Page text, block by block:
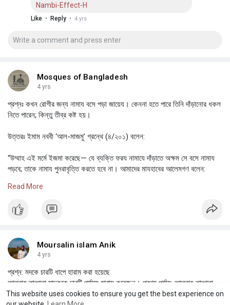
This website uses cookies to ensure you get the best experience on
Nambi-Effect-H
Like · Reply · 4 yrs
Mosques of Bangladesh
4 yrs
প্রশ্নঃ কখন রোগীর জন্য নামায বসে পড়া জায়েয। কেননা হতে পারে তিনি দাঁড়ানোর ধকল
নিতে পারেন; কিন্তু তীব্র কষ্ট হয়।
উত্তরঃ ইমাম নববী ‘আল-মাজমু’ গ্রন্থে (৪/২০১) বলেন:
“উম্মাহ এই মর্মে ইজমা করেছে— যে ব্যক্তি ফরয নামাযে দাঁড়াতে অক্ষম সে বসে নামায
পড়বে; তাকে নামায পুনরাবৃত্তি করতে হবে না। আমাদের মাযহাবের আলেমগণ বলেন:
ওজরগ্রস্ত। সহিহ বুখারীতে সাব্যস্ত হয়েছে যে, রাসূল সাল্লাল্লাহু আলাইহি ওয়া
অবস্থায় যে আমল করত তার জন্য তাই লেখা হবে।”[সমাপ্ত]
১। দাঁড়াতে অক্ষম হওয়া।
২। রোগ বেড়ে যাওয়া।
৩। আরোগ্য লাভ বিলম্বিত হওয়া।
Read More
Moursalin islam Anik
4 yrs
প্রশ্ন: মদকে চারটি ধাপে হারাম করা হয়েছে
আল্লাহ তাআলা মাদককে চারটি পর্যায়ে হারাম করেছেন। প্রথম পর্যায়: আল্লাহ তাআলা
কুরআনের আয়াত নাজিলের মাধ্যমে ঘোষণা দিলেন যে, তোমরা খেজুর ও আঙ্গুর দ্বারা মাদক